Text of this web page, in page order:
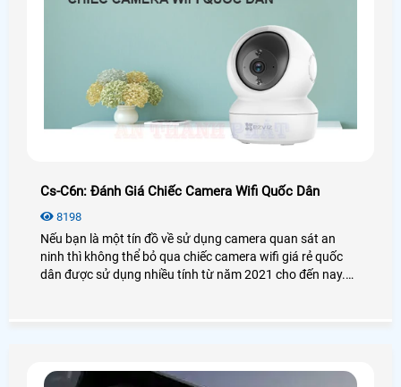
Cs-C6n: Đánh Giá Chiếc Camera Wifi Quốc Dân
8198
Nếu bạn là một tín đồ về sử dụng camera quan sát an
ninh thì không thể bỏ qua chiếc camera wifi giá rẻ quốc
dân được sử dụng nhiều tính từ năm 2021 cho đến nay.